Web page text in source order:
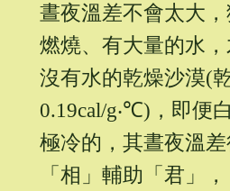
晝夜溫差不會太大
燃燒、有大量的水
沒有水的乾燥沙漠(
0.19cal/g‧℃)，即便
極冷的，其晝夜溫
「相」輔助「君」